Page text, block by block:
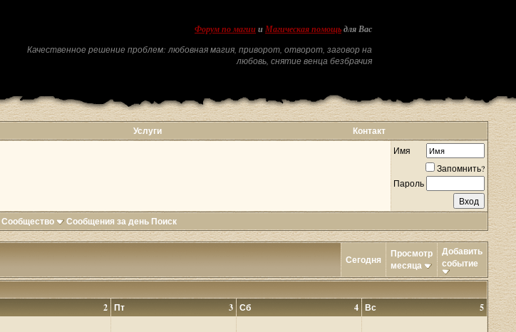
Форум по магии и Магическая помощь для Вас
Качественное решение проблем: любовная магия, приворот, отворот, заговор на
любовь, снятие венца безбрачия
Услуги Контакт
Имя
Запомнить?
Пароль
Сообщество Сообщения за день Поиск
Сегодня
Просмотр
месяца
Добавить
событие
2 3
Пт 4
Сб 5
Вс